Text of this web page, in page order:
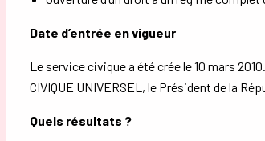
Date d’entrée en vigueur
Le service civique a été crée le 10 mars
CIVIQUE UNIVERSEL, le Président de la
Quels résultats ?